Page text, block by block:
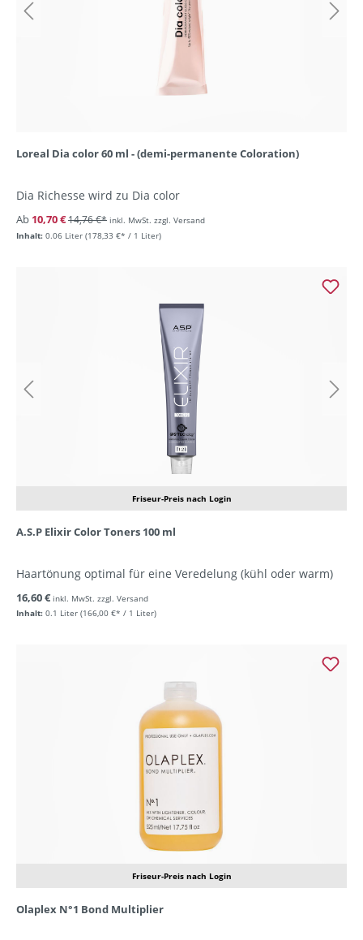
Loreal Dia color 60 ml - (demi-permanente Coloration)
Dia Richesse wird zu Dia color
Inhalt: 0.06 Liter (178,33 €* / 1 Liter)
Ab 10,70 €14,76 €* inkl. MwSt. zzgl. Versand
Friseur-Preis nach Login
A.S.P Elixir Color Toners 100 ml
Haartönung optimal für eine Veredelung (kühl oder warm)
Inhalt: 0.1 Liter (166,00 €* / 1 Liter)
16,60 € inkl. MwSt. zzgl. Versand
Friseur-Preis nach Login
Olaplex N°1 Bond Multiplier